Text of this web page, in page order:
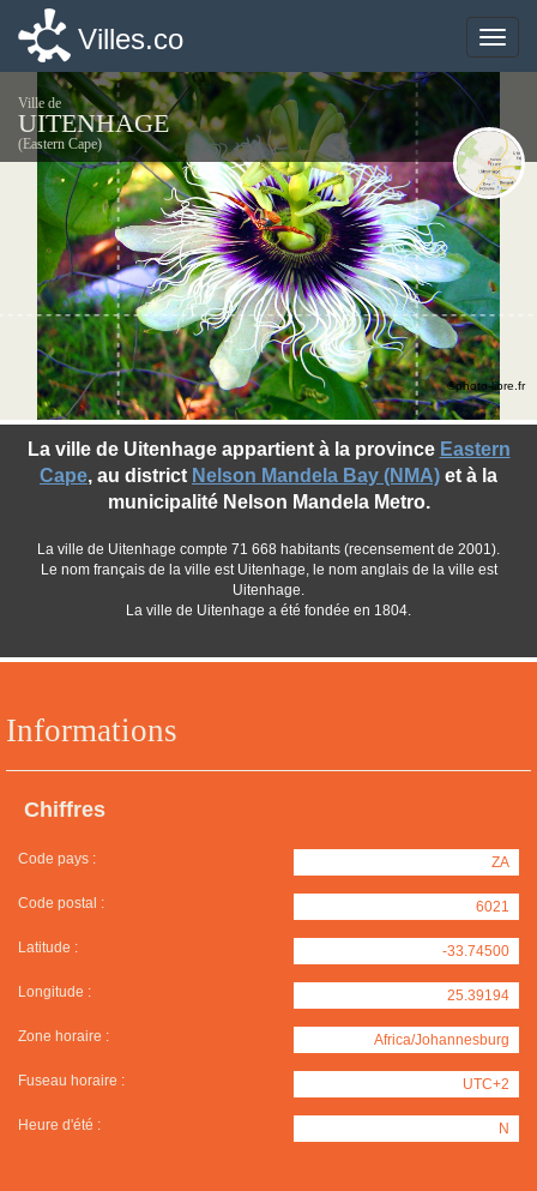
Toggle
Villes.co
Ville de
UITENHAGE
(Eastern Cape)
Informations
Chiffres
Code pays : ZA
Code postal : 6021
Latitude : -33.74500
Longitude : 25.39194
Zone horaire : Africa/Johannesburg
Fuseau horaire : UTC+2
Heure d'été : N
La ville de Uitenhage appartient à la province Eastern
Cape, au district Nelson Mandela Bay (NMA) et à la
municipalité Nelson Mandela Metro.
La ville de Uitenhage compte 71 668 habitants (recensement de 2001).
Le nom français de la ville est Uitenhage, le nom anglais de la ville est
Uitenhage.
La ville de Uitenhage a été fondée en 1804.
©photo-libre.fr
Toggle
Villes.co